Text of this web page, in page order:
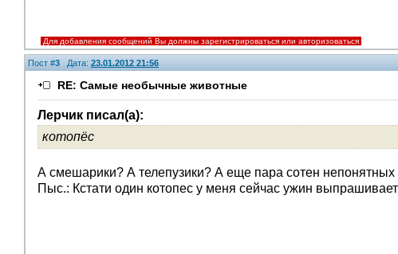
Для добавления сообщений Вы должны зарегистрироваться или авторизоваться
Пост #3 Дата: 23.01.2012 21:56
RE: Самые необычные животные
Лерчик писал(а):
котопёс
А смешарики? А телепузики? А еще пара сотен
Пыс.: Кстати один котопес у меня сейчас ужин выпрашивает